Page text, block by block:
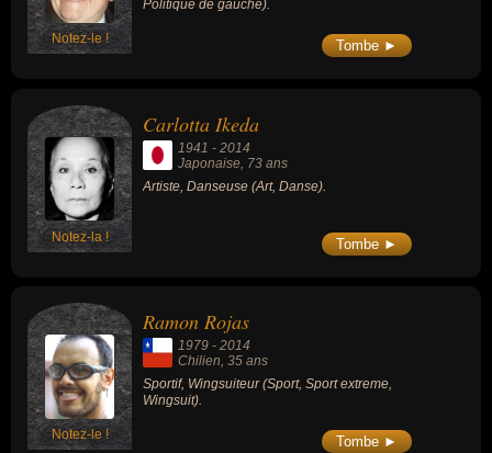
Notez-le !
Politique de gauche).
Tombe ►
Notez-la !
Carlotta Ikeda
1941 - 2014
Japonaise, 73 ans
Artiste, Danseuse (Art, Danse).
Tombe ►
Notez-le !
Ramon Rojas
1979 - 2014
Chilien, 35 ans
Sportif, Wingsuiteur (Sport, Sport extreme,
Wingsuit).
Tombe ►